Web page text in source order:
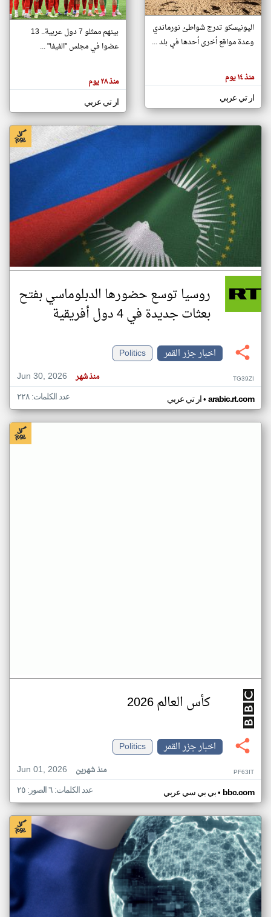
تغيير الدولة
اخبار جزر القمر على مدار الساعة
أهم اخبار جزر القمر العاجلة والمباشرة
هنا عن
وجهة
كاتبيها.
اليونيسكو تدرج شواطئ نورماندي
وعدة مواقع أخرى أحدها في بلد ...
منذ ١٤ يوم
ار تي عربي
بينهم ممثلو 7 دول عربية.. 13
عضوا في مجلس "الفيفا" ...
منذ ٢٨ يوم
ار تي عربي
روسيا توسع حضورها الدبلوماسي بفتح
بعثات جديدة في 4 دول أفريقية
اخبار جزر القمر
Politics
Jun 30, 2026
منذ شهر TG39ZI
ار تي عربي• arabic.rt.com عدد الكلمات: ٢٢٨
كأس العالم 2026
اخبار جزر القمر
Politics
Jun 01, 2026
منذ شهرين PF63IT
بي بي سي عربي• bbc.com عدد الكلمات: ٦ الصور: ٢٥
klyoum.com